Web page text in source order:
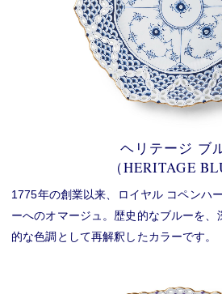
ヘリテージ ブ
（HERITAGE
1775年の創業以来、ロイヤル コペンハ
ーへのオマージュ。歴史的なブルーを、
的な色調として再解釈したカラーです。